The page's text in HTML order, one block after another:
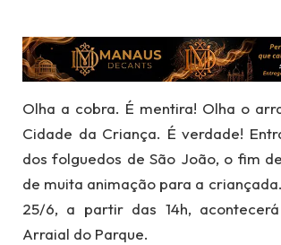
Olha a cobra. É mentira! Olha o
Cidade da Criança. É verdade!
dos folguedos de São João, o fim
de muita animação para a
25/6, a partir das 14h,
Arraial do Parque.